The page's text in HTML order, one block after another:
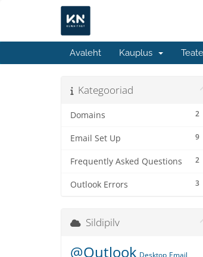
Avaleht Kauplus
Kategooriad
2
Domains
9
Email Set Up
2
Frequently Asked Questions
3
Outlook Errors
Sildipilv
@Outlook Desktop Email